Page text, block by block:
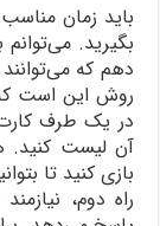
باید زمان
بگیرید.
دهم که می‌توانند
روش این است
در یک طرف
آن لیست کنید.
بازی کنید تا
راه دوم،